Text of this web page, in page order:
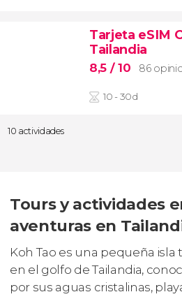
Tarjeta eSIM
Tailandia
8,5 / 10 86
10 - 30d
10 actividades
Tours y actividades
aventuras en
Koh Tao es una pequeña isla
en el golfo de Tailandia,
por sus aguas cristalinas,